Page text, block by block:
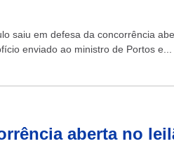
saiu em defesa da concorrência
enviado ao ministro de Portos e...
aberta no